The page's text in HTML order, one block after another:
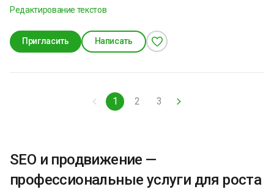
надёжным партнёром в цифровом продвижении и
предложим индивидуальное решение под ваши задачи
и бизнес.
читаю,и слушаю музыку. Ответственна,не
Редактирование текстов
Пригласить Написать
1 2 3
SEO и продвижение —
профессиональные услуги для роста